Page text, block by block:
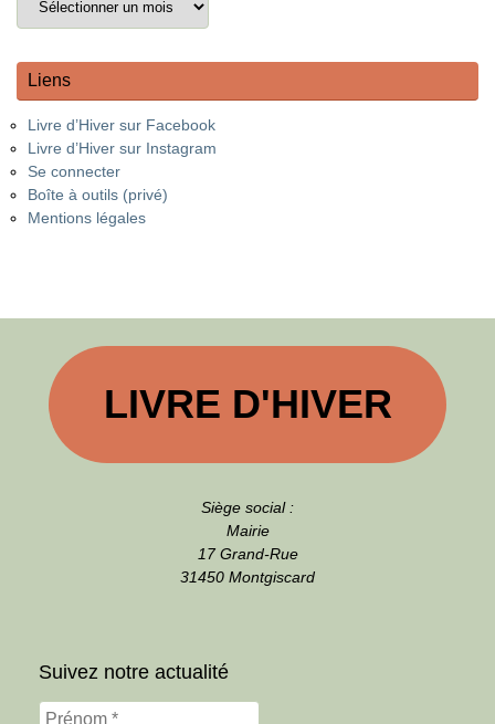
Liens
Livre d’Hiver sur Facebook
Livre d’Hiver sur Instagram
Se connecter
Boîte à outils (privé)
Mentions légales
LIVRE D'HIVER
Siège social :
Mairie
17 Grand-Rue
31450 Montgiscard
Suivez notre actualité